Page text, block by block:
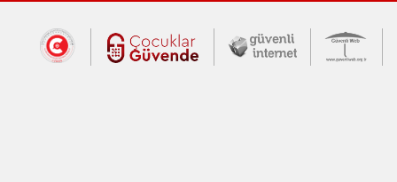
Dış Bağlantılar
Cumhurbaşkanlığı İletişim Merkezi
Çocuklar Güvende (yeni
Güvenli